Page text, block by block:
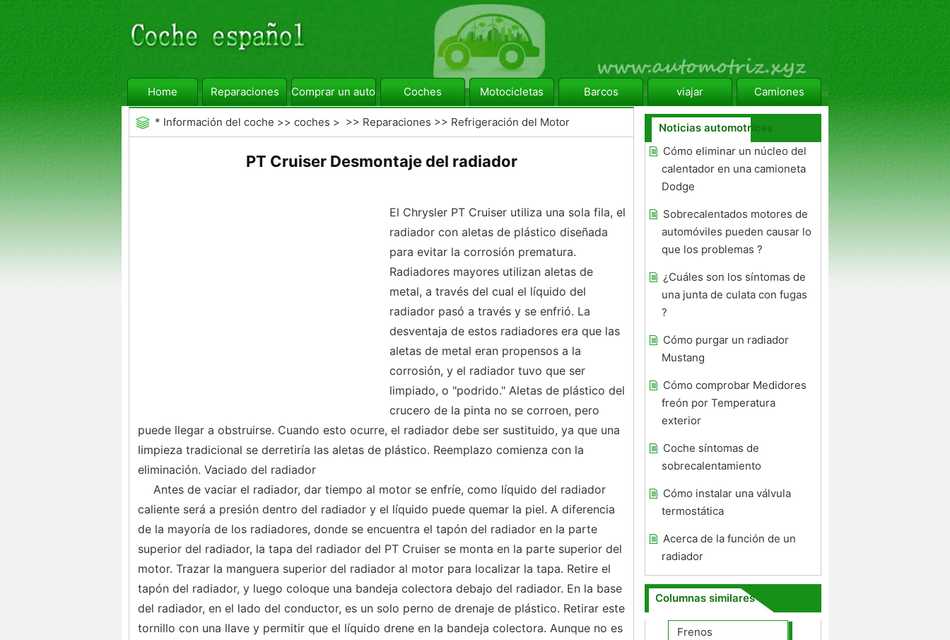
Home Reparaciones Comprar un automóvil Coches Motocicletas Barcos viajar Camiones
* Información del coche >> coches > >> Reparaciones >> Refrigeración del Motor
PT Cruiser Desmontaje del radiador
El Chrysler PT Cruiser utiliza una sola fila, el
radiador con aletas de plástico diseñada
para evitar la corrosión prematura.
Radiadores mayores utilizan aletas de
metal, a través del cual el líquido del
radiador pasó a través y se enfrió. La
desventaja de estos radiadores era que las
aletas de metal eran propensos a la
corrosión, y el radiador tuvo que ser
limpiado, o "podrido." Aletas de plástico del
crucero de la pinta no se corroen, pero
puede llegar a obstruirse. Cuando esto ocurre, el radiador debe ser sustituido, ya que una
limpieza tradicional se derretiría las aletas de plástico. Reemplazo comienza con la
eliminación. Vaciado del radiador
Antes de vaciar el radiador, dar tiempo al motor se enfríe, como líquido del radiador
caliente será a presión dentro del radiador y el líquido puede quemar la piel. A diferencia
de la mayoría de los radiadores, donde se encuentra el tapón del radiador en la parte
superior del radiador, la tapa del radiador del PT Cruiser se monta en la parte superior del
motor. Trazar la manguera superior del radiador al motor para localizar la tapa. Retire el
tapón del radiador, y luego coloque una bandeja colectora debajo del radiador. En la base
del radiador, en el lado del conductor, es un solo perno de drenaje de plástico. Retirar este
tornillo con una llave y permitir que el líquido drene en la bandeja colectora. Aunque no es
Noticias automotrices
Cómo eliminar un núcleo del
calentador en una camioneta
Dodge
Sobrecalentados motores de
automóviles pueden causar lo
que los problemas ?
¿Cuáles son los síntomas de
una junta de culata con fugas
?
Cómo purgar un radiador
Mustang
Cómo comprobar Medidores
freón por Temperatura
exterior
Coche síntomas de
sobrecalentamiento
Cómo instalar una válvula
termostática
Acerca de la función de un
radiador
Columnas similares
Frenos